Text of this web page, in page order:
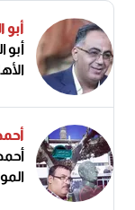
أبو
أبو